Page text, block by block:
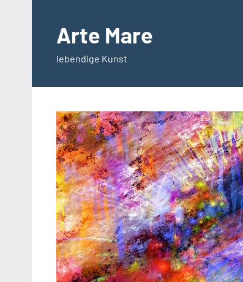
springenArte Mare
lebendige Kunst